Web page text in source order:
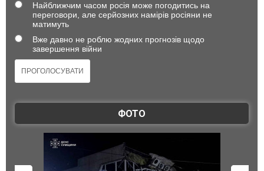
Найближчим часом росія може погодитись на
переговори, але серйозних намірів росіяни не
матимуть
Вже давно не роблю жодних прогнозів щодо
завершення війни
ФОТО